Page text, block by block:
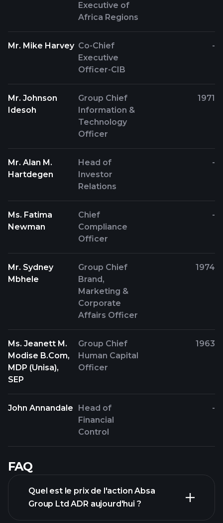
Executive of
Africa Regions
Mr. Mike Harvey Co-Chief
Executive
Officer-CIB
-
Mr. Johnson
Idesoh
Group Chief
Information &
Technology
Officer
1971
Mr. Alan M.
Hartdegen
Head of
Investor
Relations
-
Ms. Fatima
Newman
Chief
Compliance
Officer
-
Mr. Sydney
Mbhele
Group Chief
Brand,
Marketing &
Corporate
Affairs Officer
1974
Ms. Jeanett M.
Modise B.Com,
MDP (Unisa),
SEP
Group Chief
Human Capital
Officer
1963
John Annandale
Head of
Financial
Control
-
FAQ
Quel est le prix de l'action Absa
Group Ltd ADR aujourd'hui ?